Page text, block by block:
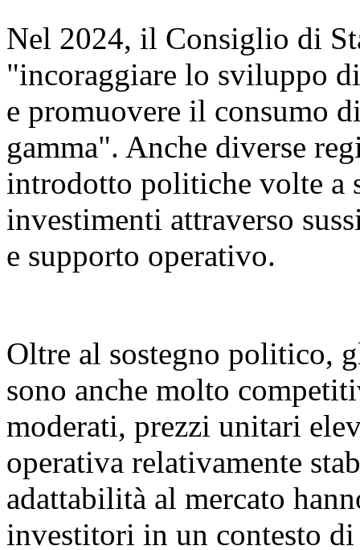
Nel 2024, il Consiglio di
"incoraggiare lo sviluppo
e promuovere il consumo
gamma". Anche diverse
introdotto politiche volte a
investimenti attraverso
e supporto operativo.
Oltre al sostegno politico,
sono anche molto
moderati, prezzi unitari
operativa relativamente
adattabilità al mercato
investitori in un contesto